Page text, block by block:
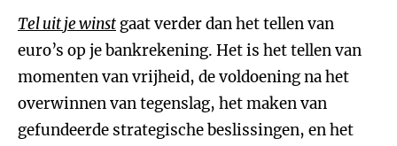
Tel uit je winst gaat verder dan het tellen van
euro’s op je bankrekening. Het is het tellen van
momenten van vrijheid, de voldoening na het
overwinnen van tegenslag, het maken van
gefundeerde strategische beslissingen, en het